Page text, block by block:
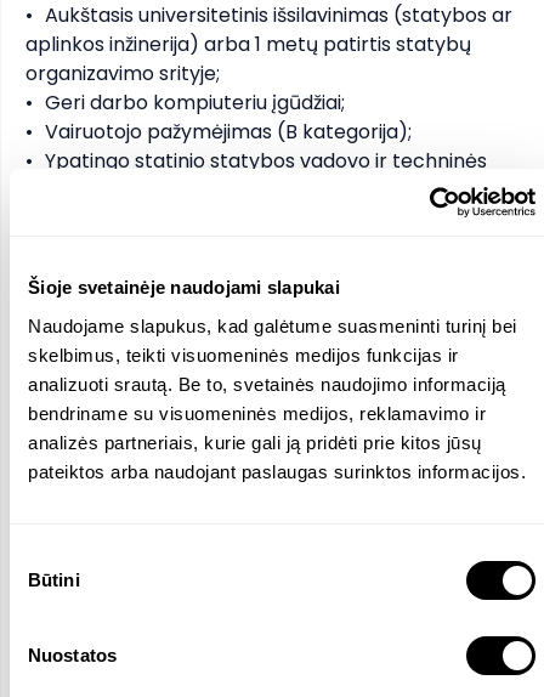
Šioje svetainėje naudojami slapukai
Naudojame slapukus, kad galėtume suasmeninti turinį bei
skelbimus, teikti visuomeninės medijos funkcijas ir
analizuoti srautą. Be to, svetainės naudojimo informaciją
bendriname su visuomeninės medijos, reklamavimo ir
analizės partneriais, kurie gali ją pridėti prie kitos jūsų
pateiktos arba naudojant paslaugas surinktos informacijos.
pasirinkimas
Būtini
Nuostatos
•	Aukštasis universitetinis išsilavinimas (statybos ar
aplinkos inžinerija) arba 1 metų patirtis statybų
organizavimo srityje;
•	Geri darbo kompiuteriu įgūdžiai;
•	Vairuotojo pažymėjimas (B kategorija);
•	Ypatingo statinio statybos vadovo ir techninės
•  Galimi priedai prie atlygio;
•  Darbas su įdomiais projektais;
•  Galimybės tobulėti, kvalifikacijos kėlimo kursai;
•  Kt. asmeninės ir kolektyvinės naudos.
Funkcijos ir atsakomybės
Statybos darbų ir paslaugų priežiūra;
Investicinių projektų planavimas ir įgyvendinimas;
Dokumentacijos rengimas ir ataskaitų teikimas;
institucijomis.